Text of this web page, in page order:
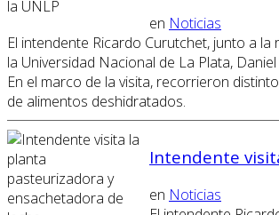
en Noticias
El intendente Ricardo Curutchet, junto a
la Universidad Nacional de La Plata,
En el marco de la visita, recorrieron
de alimentos deshidratados.
Intendente
en Noticias